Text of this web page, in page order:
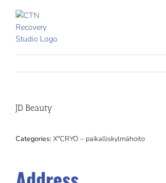
content
JD Beauty
Categories: X°CRYO – paikalliskylmähoito